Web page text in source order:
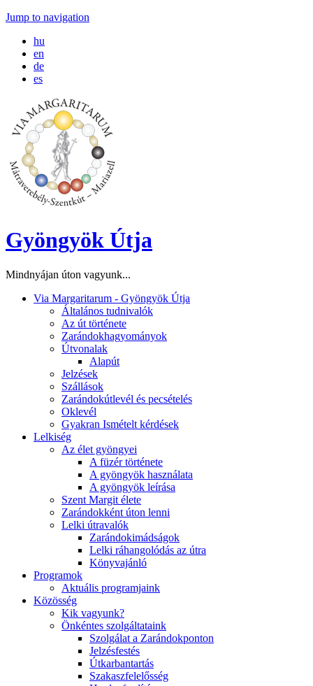
Jump to navigation
hu
en
de
es
Gyöngyök Útja
Mindnyájan úton vagyunk...
Via Margaritarum - Gyöngyök Útja
Általános tudnivalók
Az út története
Zarándokhagyományok
Útvonalak
Alapút
Jelzések
Szállások
Zarándokútlevél és pecsételés
Oklevél
Gyakran Ismételt kérdések
Lelkiség
Az élet gyöngyei
A füzér története
A gyöngyök használata
A gyöngyök leírása
Szent Margit élete
Zarándokként úton lenni
Lelki útravalók
Zarándokimádságok
Lelki ráhangolódás az útra
Könyvajánló
Programok
Aktuális programjaink
Közösség
Kik vagyunk?
Önkéntes szolgáltataink
Szolgálat a Zarándokponton
Jelzésfestés
Útkarbantartás
Szakaszfelelősség